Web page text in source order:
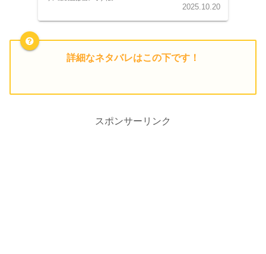
2025.10.20
詳細なネタバレはこの下です！
スポンサーリンク